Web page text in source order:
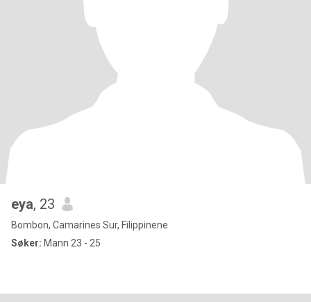
eya, 23
Bombon, Camarines Sur, Filippinene
Søker: Mann 23 - 25